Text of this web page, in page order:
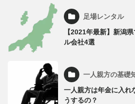
足場レンタル
【2021年最新】新潟
ル会社4選
一人親方の基礎
一人親方は年金に入れ
うするの？